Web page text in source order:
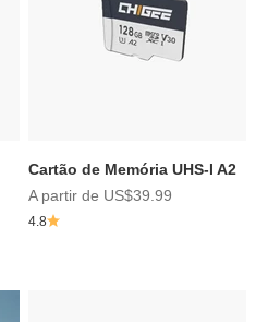
Cartão de Memória UHS-I A2
Preço de promoção
A partir de US$39.99
4.8